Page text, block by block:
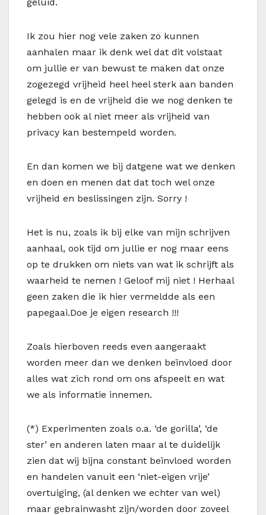
Ik zou hier nog vele zaken zo kunnen
aanhalen maar ik denk wel dat dit volstaat
om jullie er van bewust te maken dat onze
zogezegd vrijheid heel heel sterk aan banden
gelegd is en de vrijheid die we nog denken te
hebben ook al niet meer als vrijheid van
privacy kan bestempeld worden.
En dan komen we bij datgene wat we denken
en doen en menen dat dat toch wel onze
vrijheid en beslissingen zijn. Sorry !
Het is nu, zoals ik bij elke van mijn schrijven
aanhaal, ook tijd om jullie er nog maar eens
op te drukken om niets van wat ik schrijft als
waarheid te nemen ! Geloof mij niet ! Herhaal
geen zaken die ik hier vermeldde als een
papegaai.Doe je eigen research !!!
Zoals hierboven reeds even aangeraakt
worden meer dan we denken beïnvloed door
alles wat zich rond om ons afspeelt en wat
we als informatie innemen.
(*) Experimenten zoals o.a. ‘de gorilla’, ‘de
ster’ en anderen laten maar al te duidelijk
zien dat wij bijna constant beïnvloed worden
en handelen vanuit een ‘niet-eigen vrije’
overtuiging, (al denken we echter van wel)
maar gebrainwasht zijn/worden door zoveel